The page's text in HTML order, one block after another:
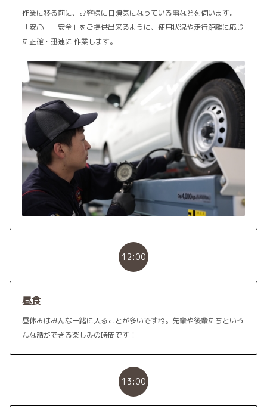
作業に移る前に、お客様に日頃気になっている事などを伺います。
「安心」「安全」をご提供出来るように、使用状況や走行距離に応じ
た正確・迅速に 作業します。
12:00
昼食
昼休みはみんな一緒に入ることが多いですね。先輩や後輩たちといろ
んな話ができる楽しみの時間です！
13:00